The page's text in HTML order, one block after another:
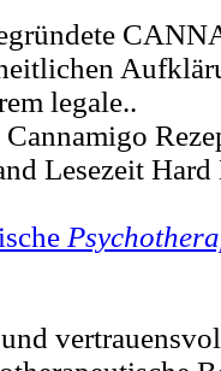
legale..
Lesezeit